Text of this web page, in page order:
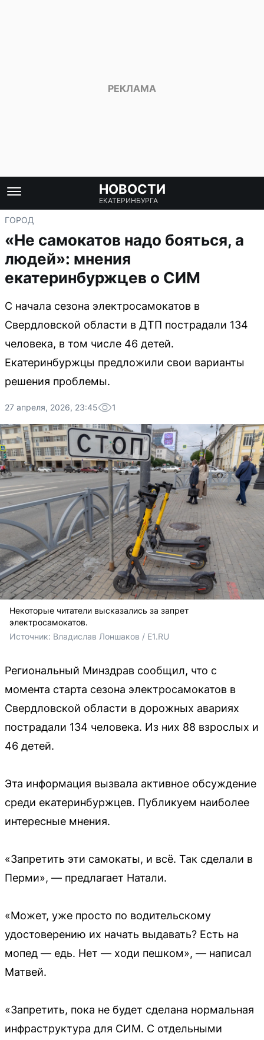
НОВОСТИ
ЕКАТЕРИНБУРГА
ГОРОД
«Не самокатов надо бояться, а
людей»: мнения
екатеринбуржцев о СИМ
С начала сезона электросамокатов в
Свердловской области в ДТП пострадали 134
человека, в том числе 46 детей.
Екатеринбуржцы предложили свои варианты
решения проблемы.
27 апреля, 2026, 23:45 1
Некоторые читатели высказались за запрет
электросамокатов.
Источник: Владислав Лоншаков / E1.RU
Региональный Минздрав сообщил, что с
момента старта сезона электросамокатов в
Свердловской области в дорожных авариях
пострадали 134 человека. Из них 88 взрослых и
46 детей.
Эта информация вызвала активное обсуждение
среди екатеринбуржцев. Публикуем наиболее
интересные мнения.
«Запретить эти самокаты, и всё. Так сделали в
Перми», — предлагает Натали.
«Может, уже просто по водительскому
удостоверению их начать выдавать? Есть на
мопед — едь. Нет — ходи пешком», — написал
Матвей.
«Запретить, пока не будет сделана нормальная
инфраструктура для СИМ. С отдельными